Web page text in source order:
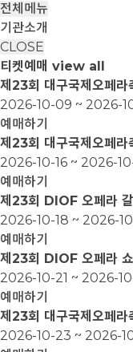
전체메뉴
기관소개
CLOSE
티켓예매 view all
제23회 대구국제오페라
2026-10-09 ~ 2026-
예매하기
제23회 대구국제오페라
2026-10-16 ~ 2026-
예매하기
제23회 DIOF 오페라
2026-10-18 ~ 2026-
예매하기
제23회 DIOF 오페라
2026-10-21 ~ 2026-
예매하기
제23회 대구국제오페라
2026-10-23 ~ 2026-